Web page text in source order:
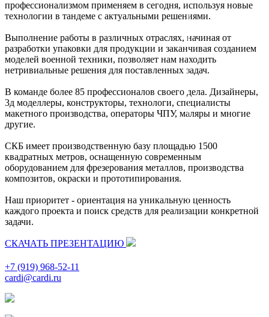
профессионализмом применяем в сегодня, используя новые
технологии в тандеме с актуальными решениями.
Выполнение работы в различных отраслях, начиная от
разработки упаковки для продукции и заканчивая созданием
моделей военной техники, позволяет нам находить
нетривиальные решения для поставленных задач.
В команде более 85 профессионалов своего дела. Дизайнеры,
3д моделлеры, конструкторы, технологи, специалисты
макетного производства, операторы ЧПУ, маляры и многие
другие.
СКБ имеет производственную базу площадью 1500
квадратных метров, оснащенную современным
оборудованием для фрезерования металлов, производства
композитов, окраски и прототипирования.
Наш приоритет - ориентация на уникальную ценность
каждого проекта и поиск средств для реализации конкретной
задачи.
СКАЧАТЬ ПРЕЗЕНТАЦИЮ
+7 (919) 968-52-11
cardi@cardi.ru